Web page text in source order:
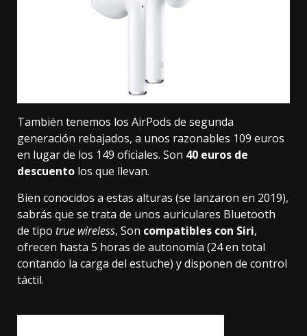
También tenemos los AirPods de segunda
generación rebajados, a unos razonables 109 euros
en lugar de los 149 oficiales. Son 40 euros de
descuento los que llevan.
Bien conocidos a estas alturas (se lanzaron en 2019),
sabrás que se trata de unos auriculares Bluetooth
de tipo true wireless, Son compatibles con Siri,
ofrecen hasta 5 horas de autonomía (24 en total
contando la carga del estuche) y disponen de control
táctil.